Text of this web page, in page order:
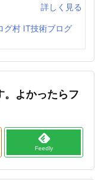
詳しく見る
よかったらフ
Feedly